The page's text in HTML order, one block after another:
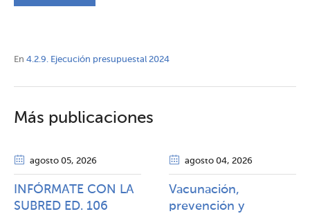
En 4.2.9. Ejecución presupuestal 2024
Más publicaciones
agosto 05, 2026
INFÓRMATE CON LA
SUBRED ED. 106
agosto 04, 2026
Vacunación,
prevención y